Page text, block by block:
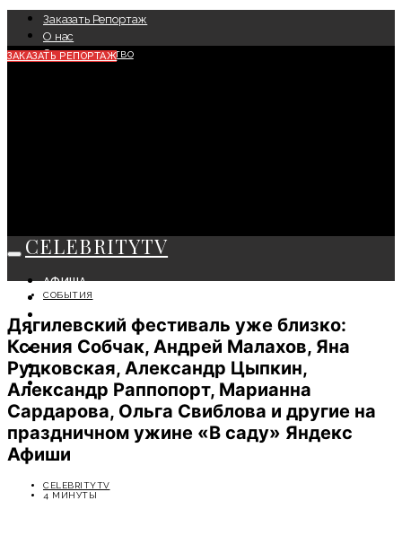
Заказать Репортаж
О нас
Сотрудничество
ЗАКАЗАТЬ РЕПОРТАЖ
CELEBRITYTV
АФИША
СОБЫТИЯ
МОДА
ЛИЧНОСТЬ
ОТДЫХ
СОВЕТЫ ЭКСПЕРТОВ
СОБЫТИЯ
Дягилевский фестиваль уже близко:
Ксения Собчак, Андрей Малахов, Яна
Рудковская, Александр Цыпкин,
Александр Раппопорт, Марианна
Сардарова, Ольга Свиблова и другие на
праздничном ужине «В саду» Яндекс
Афиши
CELEBRITYTV
4 МИНУТЫ